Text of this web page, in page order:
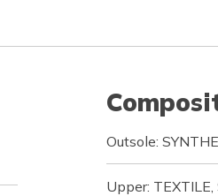
Outsole:
Upper: